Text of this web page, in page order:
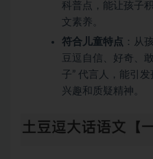
科普点，能让孩子
文素养。
符合儿童特点 ：从
豆逗自信、好奇、
子” 代言人，能引
兴趣和质疑精神。